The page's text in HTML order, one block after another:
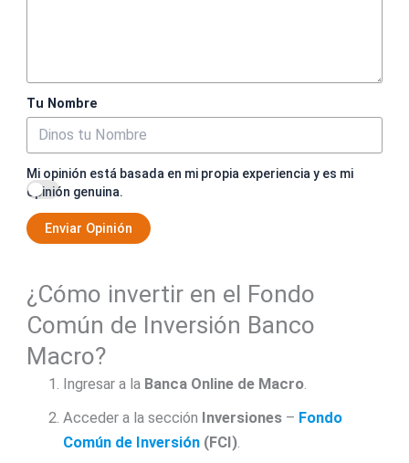
Tu Nombre
Mi opinión está basada en mi propia experiencia y es mi
opinión genuina.
Enviar Opinión
¿Cómo invertir en el Fondo
Común de Inversión Banco
Macro?
Ingresar a la Banca Online de Macro.
Acceder a la sección Inversiones– Fondo
Común de Inversión(FCI).